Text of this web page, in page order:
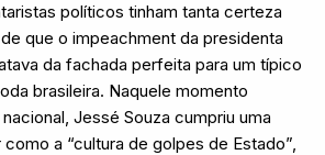
políticos tinham tanta certeza
que o impeachment da presidenta
da fachada perfeita para um típico
brasileira. Naquele momento
Jessé Souza cumpriu uma
a “cultura de golpes de Estado”,